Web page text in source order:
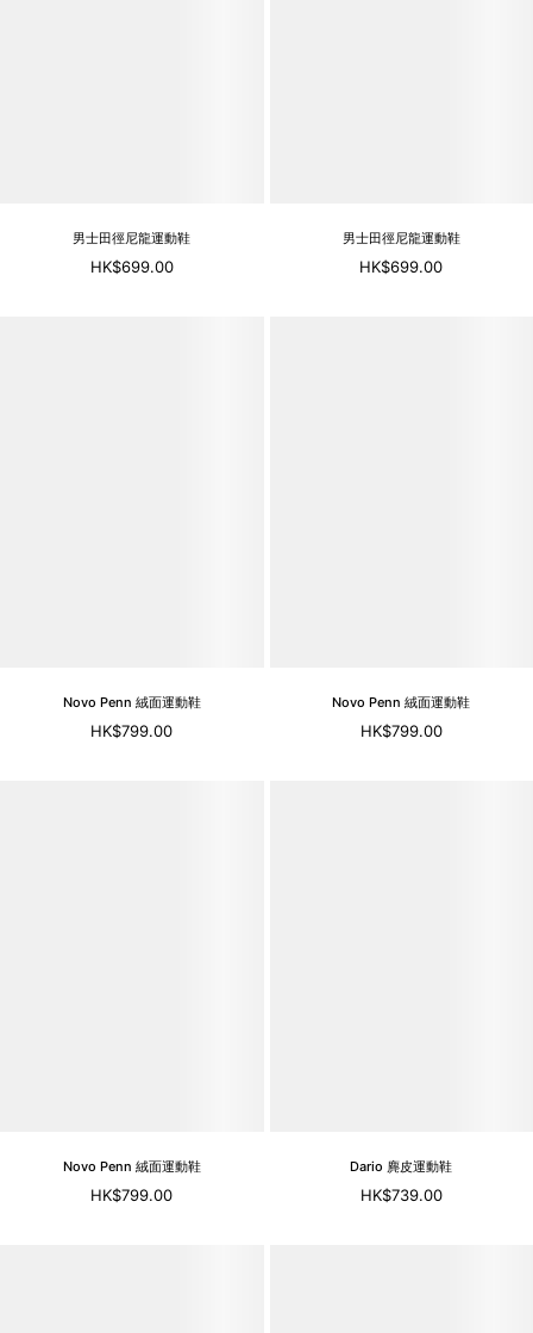
男士田徑尼龍運動鞋
HK$699.00
男士田徑尼龍運動鞋
HK$699.00
Novo Penn 絨面運動鞋
HK$799.00
Novo Penn 絨面運動鞋
HK$799.00
Novo Penn 絨面運動鞋
HK$799.00
Dario 麂皮運動鞋
HK$739.00